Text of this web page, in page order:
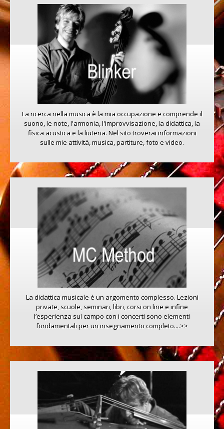
Ear training
RHYTHM CARDS
Recording studio
Strumentazione
La ricerca nella musica è la mia occupazione e comprende il
suono, le note, l'armonia, l'improvvisazione, la didattica, la
fisica acustica e la liuteria. Nel sito troverai informazioni
sulle mie attività, musica, partiture, foto e video.
La didattica musicale è un argomento complesso. Lezioni
private, scuole, seminari, libri, corsi on line e infine
l’esperienza sul campo con i concerti sono elementi
fondamentali per un insegnamento completo....>>